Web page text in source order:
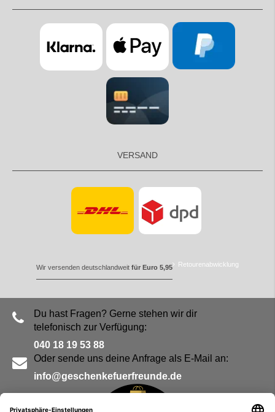
VERSAND
Wir versenden deutschlandweit für Euro 5,95 Retourenabwicklung
Du hast Fragen? Gerne stehen wir dir
telefonisch zur Verfügung:
040 18 19 53 88
Oder sende uns deine Anfrage als E-Mail an:
info@geschenkefuerfreunde.de